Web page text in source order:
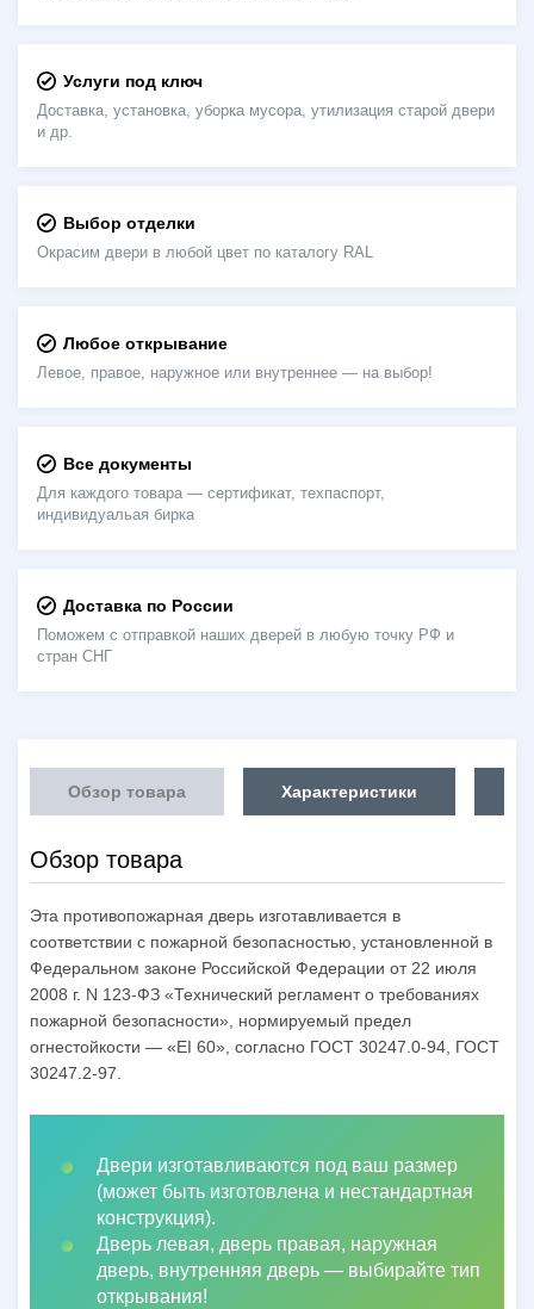
Услуги под ключ
Доставка, установка, уборка мусора, утилизация старой двери
и др.
Выбор отделки
Окрасим двери в любой цвет по каталогу RAL
Любое открывание
Левое, правое, наружное или внутреннее — на выбор!
Все документы
Для каждого товара — сертификат, техпаспорт,
индивидуальая бирка
Доставка по России
Поможем с отправкой наших дверей в любую точку РФ и
стран СНГ
Обзор товара Характеристики
Обзор товара
Эта противопожарная дверь изготавливается в
соответствии с пожарной безопасностью, установленной в
Федеральном законе Российской Федерации от 22 июля
2008 г. N 123-ФЗ «Технический регламент о требованиях
пожарной безопасности», нормируемый предел
огнестойкости — «EI 60», согласно ГОСТ 30247.0-94, ГОСТ
30247.2-97.
Двери изготавливаются под ваш размер
(может быть изготовлена и нестандартная
конструкция).
Дверь левая, дверь правая, наружная
дверь, внутренняя дверь — выбирайте тип
открывания!